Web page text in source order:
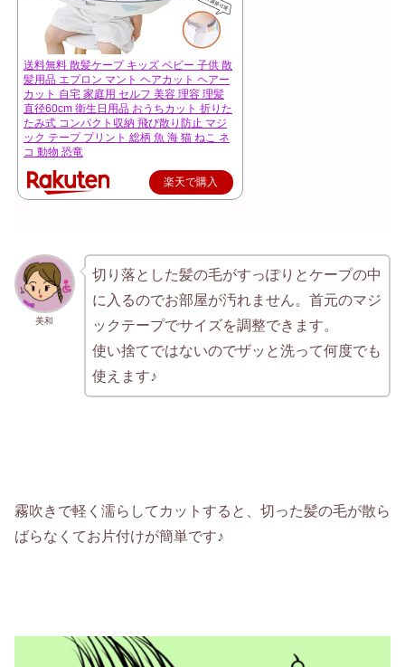
送料無料 散髪ケープ キッズ ベビー 子供 散
髪用品 エプロン マント ヘアカット ヘアー
カット 自宅 家庭用 セルフ 美容 理容 理髪
直径60cm 衛生日用品 おうちカット 折りた
たみ式 コンパクト収納 飛び散り防止 マジ
ック テープ プリント 総柄 魚 海 猫 ねこ ネ
コ 動物 恐竜
楽天で購入
美和
切り落とした髪の毛がすっぽりとケープの中
に入るのでお部屋が汚れません。首元のマジ
ックテープでサイズを調整できます。
使い捨てではないのでザッと洗って何度でも
使えます♪
霧吹きで軽く濡らしてカットすると、切った髪の毛が散ら
ばらなくてお片付けが簡単です♪